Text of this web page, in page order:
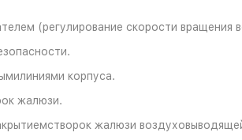
(регулирование скорости вращения
корпуса.
жалюзи.
жалюзи